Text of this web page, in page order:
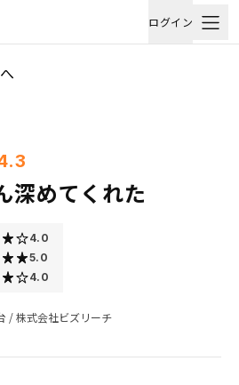
ログイン
深めてくれた
4.0
5.0
4.0
/株式会社ビズリーチ